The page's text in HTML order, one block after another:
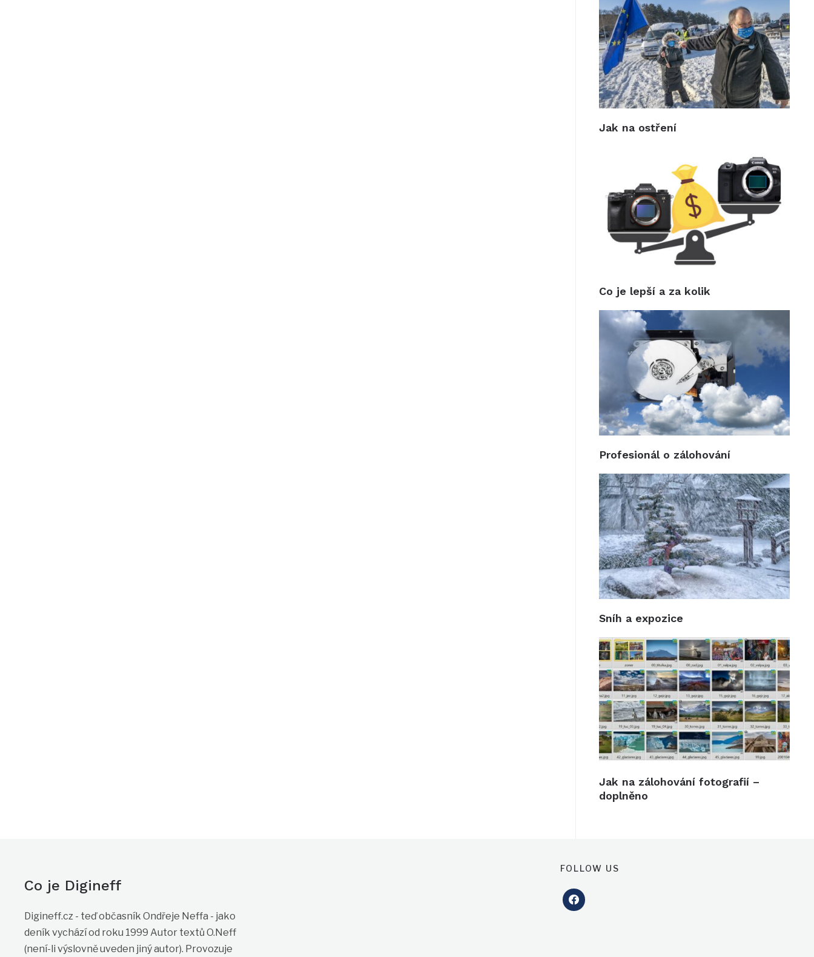
Jak na ostření
Co je lepší a za kolik
Profesionál o zálohování
Sníh a expozice
Jak na zálohování fotografií –
doplněno
Co je Digineff
Digineff.cz - teď občasník Ondřeje Neffa - jako
deník vychází od roku 1999 Autor textů O.Neff
(není-li výslovně uveden jiný autor). Provozuje
FOLLOW US
facebook